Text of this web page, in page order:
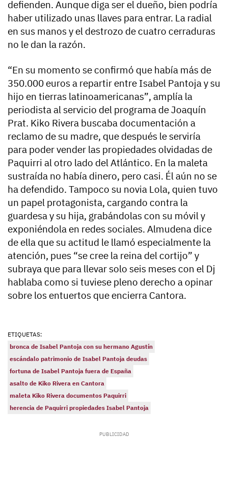
defienden. Aunque diga ser el dueño, bien podría
haber utilizado unas llaves para entrar. La radial
en sus manos y el destrozo de cuatro cerraduras
no le dan la razón.
“En su momento se confirmó que había más de
350.000 euros a repartir entre Isabel Pantoja y su
hijo en tierras latinoamericanas”, amplía la
periodista al servicio del programa de Joaquín
Prat. Kiko Rivera buscaba documentación a
reclamo de su madre, que después le serviría
para poder vender las propiedades olvidadas de
Paquirri al otro lado del Atlántico. En la maleta
sustraída no había dinero, pero casi. Él aún no se
ha defendido. Tampoco su novia Lola, quien tuvo
un papel protagonista, cargando contra la
guardesa y su hija, grabándolas con su móvil y
exponiéndola en redes sociales. Almudena dice
de ella que su actitud le llamó especialmente la
atención, pues “se cree la reina del cortijo” y
subraya que para llevar solo seis meses con el Dj
hablaba como si tuviese pleno derecho a opinar
sobre los entuertos que encierra Cantora.
ETIQUETAS:
bronca de Isabel Pantoja con su hermano Agustín
escándalo patrimonio de Isabel Pantoja deudas
fortuna de Isabel Pantoja fuera de España
asalto de Kiko Rivera en Cantora
maleta Kiko Rivera documentos Paquirri
herencia de Paquirri propiedades Isabel Pantoja